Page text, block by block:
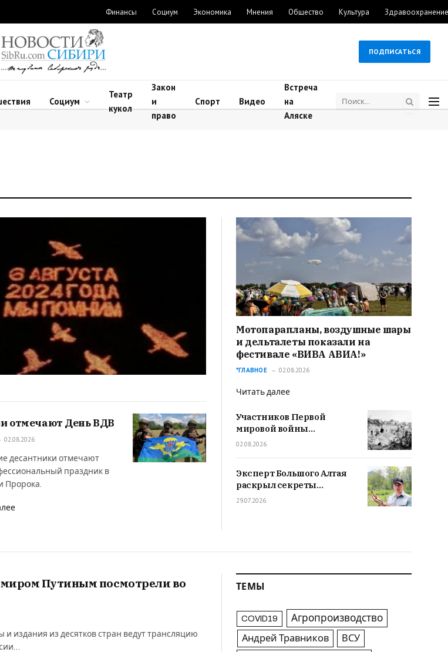
Финансы Социум Экономика Мнения Общество Культура Здравоохранение
ПОДПИСАТЬСЯ
Социум
Театр
кукол
Закон
и
право
Спорт Видео
Встреча
на
Аляске
отмечают День ВДВ
02.08.2026
десантники отмечают
праздник в
Пророка.
Мотопарапланы, воздушные шары
и дельталеты показали на
фестивале «ВИВА АВИА!»
*ГЛАВНОЕ 02.08.2026
Читать далее
Участников Первой
мировой войны
вспомнили в
02.08.2026
Эксперт Большого Алтая
раскрыл секреты
подготовки и проведения
29.07.2026
Путиным посмотрели во
издания из десятков стран ведут трансляцию
ТЕМЫ
COVID19 Агропроизводство
Андрей Травников ВСУ